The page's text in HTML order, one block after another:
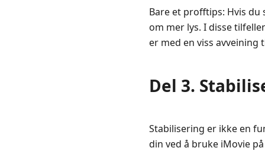
Bare et profftips: Hvis
om mer lys. I disse
er med en viss avveining
Del 3.
Stabilisering er ikke en
din ved å bruke iMovie